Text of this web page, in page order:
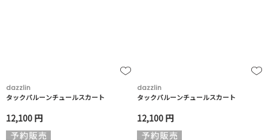
dazzlin
タックバルーンチュールスカート
12,100 円
dazzlin
タックバルーンチュールスカート
12,100 円